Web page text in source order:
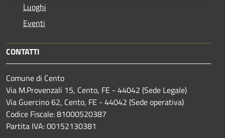
Luoghi
Eventi
CONTATTI
Comune di Cento
Via M.Provenzali 15, Cento, FE - 44042 (Sede Legale)
Via Guercino 62, Cento, FE - 44042 (Sede operativa)
Codice Fiscale: 81000520387
Partita IVA: 00152130381